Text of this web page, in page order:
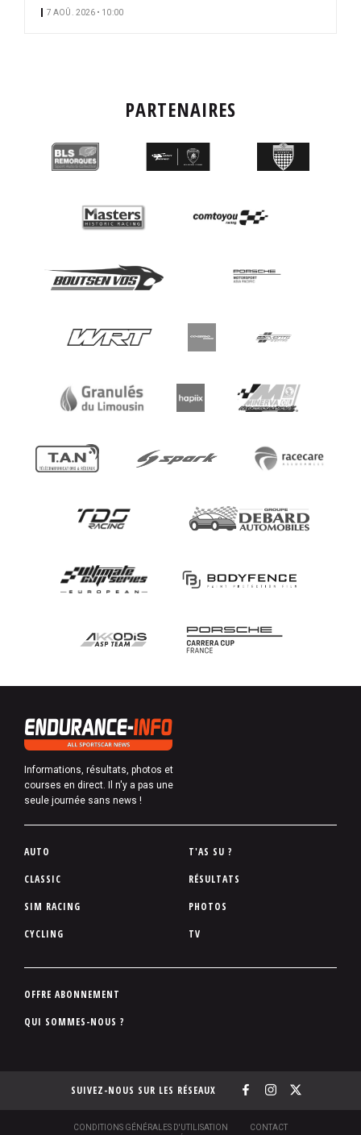
7 AOÛ. 2026 • 10:00
PARTENAIRES
Informations, résultats, photos et
courses en direct. Il n'y a pas une
seule journée sans news !
P
d
d
p
e
AUTO
CLASSIC
SIM RACING
CYCLING
T'AS SU ?
RÉSULTATS
PHOTOS
TV
P
d
p
OFFRE ABONNEMENT
QUI SOMMES-NOUS ?
SUIVEZ-NOUS SUR LES RÉSEAUX
CONDITIONS GÉNÉRALES D'UTILISATION
CONTACT